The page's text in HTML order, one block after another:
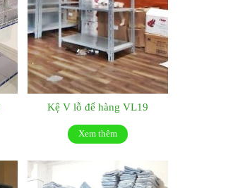
Kệ V lỗ để hàng VL19
Xem thêm